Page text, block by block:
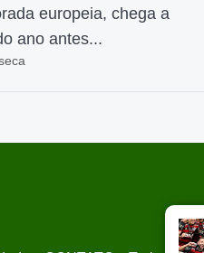
europeia, chega a
ano antes...